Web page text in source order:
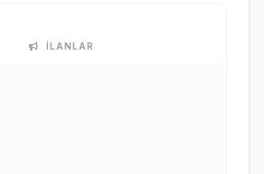
İLANLAR